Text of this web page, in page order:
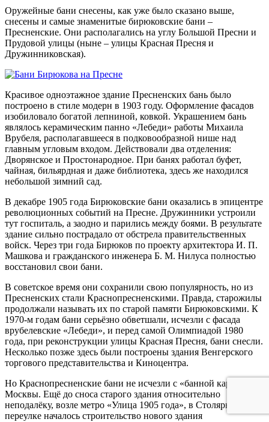
Оружейные бани снесены, как уже было сказано выше,
снесены и самые знаменитые бирюковские бани –
Пресненские. Они располагались на углу Большой Пресни и
Прудовой улицы (ныне – улицы Красная Пресня и
Дружинниковская).
Красивое одноэтажное здание Пресненских бань было
построено в стиле модерн в 1903 году. Оформление фасадов
изобиловало богатой лепниной, ковкой. Украшением бань
являлось керамическим панно «Лебеди» работы Михаила
Врубеля, располагавшееся в подковообразной нише над
главным угловым входом. Действовали два отделения:
Дворянское и Простонародное. При банях работал буфет,
чайная, бильярдная и даже библиотека, здесь же находился
небольшой зимний сад.
В декабре 1905 года Бирюковские бани оказались в эпицентре
революционных событий на Пресне. Дружинники устроили
тут госпиталь, а заодно и парились между боями. В результате
здание сильно пострадало от обстрела правительственных
войск. Через три года Бирюков по проекту архитектора И. П.
Машкова и гражданского инженера Б. М. Нилуса полностью
восстановил свои бани.
В советское время они сохранили свою популярность, но из
Пресненских стали Краснопресненскими. Правда, старожилы
продолжали называть их по старой памяти Бирюковскими. К
1970-м годам бани серьёзно обветшали, исчезли с фасада
врубелевские «Лебеди», и перед самой Олимпиадой 1980
года, при реконструкции улицы Красная Пресня, бани снесли.
Несколько позже здесь были построены здания Венгерского
торгового представительства и Киноцентра.
Но Краснопресненские бани не исчезли с «банной карты»
Москвы. Ещё до сноса старого здания относительно
неподалёку, возле метро «Улица 1905 года», в Столярном
переулке началось строительство нового здания